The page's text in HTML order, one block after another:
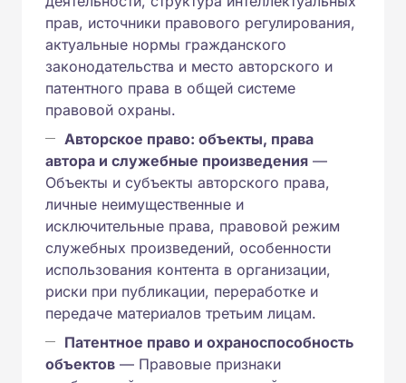
прав, источники правового регулирования,
актуальные нормы гражданского
законодательства и место авторского и
патентного права в общей системе
правовой охраны.
Авторское право: объекты, права
автора и служебные произведения —
Объекты и субъекты авторского права,
личные неимущественные и
исключительные права, правовой режим
служебных произведений, особенности
использования контента в организации,
риски при публикации, переработке и
передаче материалов третьим лицам.
Патентное право и охраноспособность
объектов — Правовые признаки